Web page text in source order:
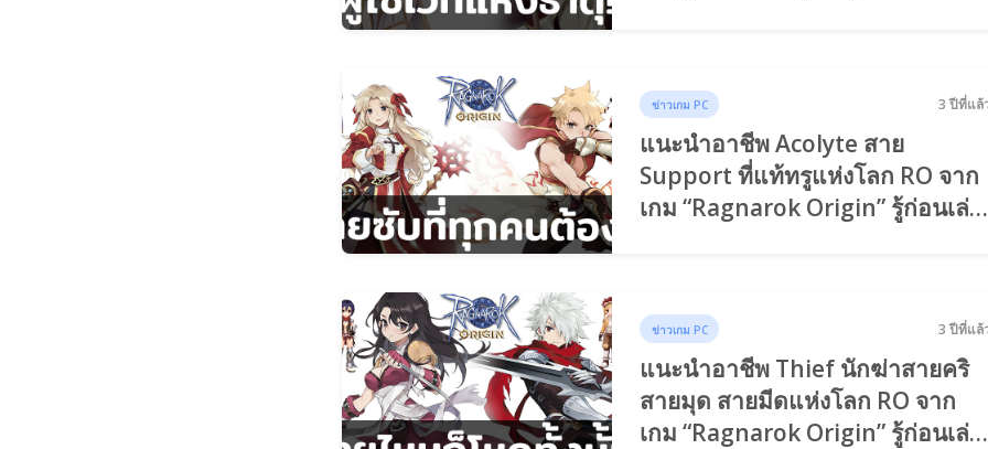
ข่าวเกม PC 3 ปีที่แล้
แนะนำอาชีพ Acolyte สาย
Support ที่แท้ทรูแห่งโลก RO จาก
เกม “Ragnarok Origin” รู้ก่อนเล่น
ข่าวเกม PC 3 ปีที่แล้
แนะนำอาชีพ Thief นักฆ่าสายคริ
สายมุด สายมีดแห่งโลก RO จาก
เกม “Ragnarok Origin” รู้ก่อนเล่น